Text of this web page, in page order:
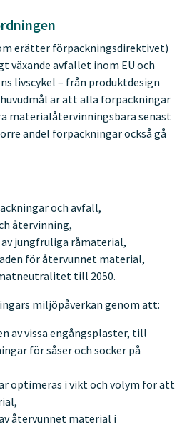
erätter förpackningsdirektivet)
växande avfallet inom EU och
livscykel – från produktdesign
är att alla förpackningar
materialåtervinningsbara senast
andel förpackningar också gå
och avfall,
återvinning,
jungfruliga råmaterial,
för återvunnet material,
till 2050.
miljöpåverkan genom att:
av vissa engångsplaster, till
för såser och socker på
optimeras i vikt och volym för att
återvunnet material i